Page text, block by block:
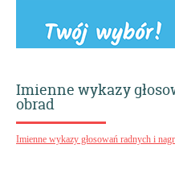
Imienne wykazy
obrad
Imienne wykazy głosowań radnych i